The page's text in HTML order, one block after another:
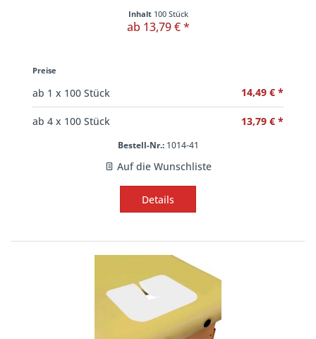
Inhalt 100 Stück
ab 13,79 € *
Preise
ab 1x 100 Stück 14,49 € *
ab 4x 100 Stück 13,79 € *
Bestell-Nr.:1014-41
Auf die Wunschliste
Details